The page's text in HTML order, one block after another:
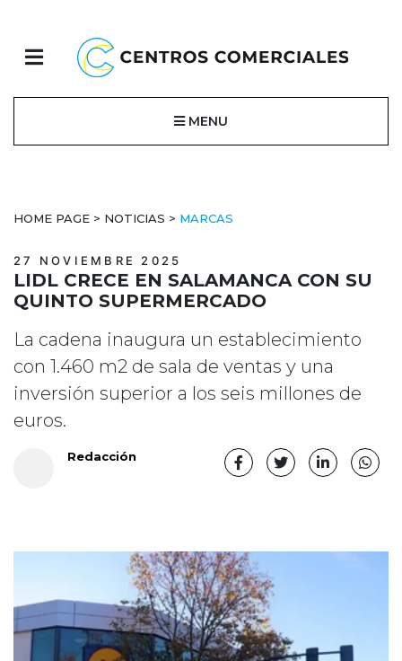
MENU
HOME PAGE > NOTICIAS > MARCAS
27 NOVIEMBRE 2025
LIDL CRECE EN SALAMANCA CON SU
QUINTO SUPERMERCADO
La cadena inaugura un establecimiento
con 1.460 m2 de sala de ventas y una
inversión superior a los seis millones de
euros.
Redacción